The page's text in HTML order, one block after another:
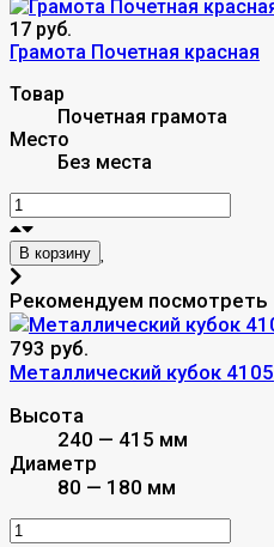
17 руб.
Грамота Почетная красная
Товар
Почетная грамота
Место
Без места
В корзину
Рекомендуем посмотреть
793 руб.
Металлический кубок 4105
Высота
240 — 415 мм
Диаметр
80 — 180 мм